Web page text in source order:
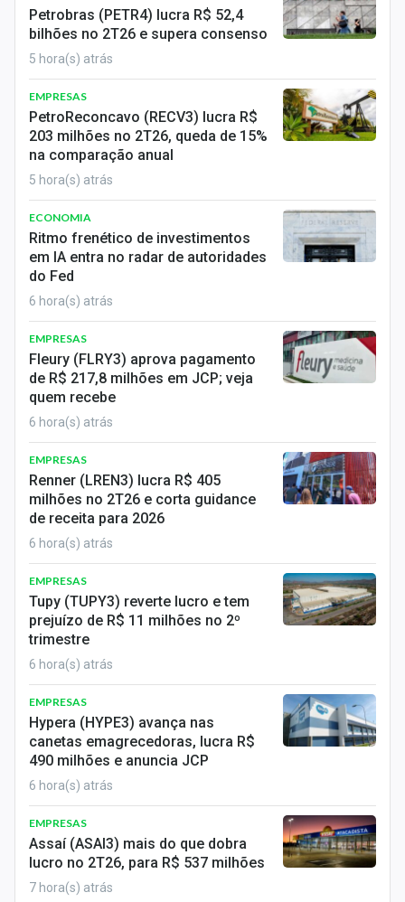
Economia
Brasil
Política
Colunas
Especiais
Internacional
Marketing
Tecnologia
Conteúdo de Marca
Sobre
Expediente
Contato
Petrobras (PETR4) lucra R$ 52,4
bilhões no 2T26 e supera consenso
5 hora(s) atrás
EMPRESAS
PetroReconcavo (RECV3) lucra R$
203 milhões no 2T26, queda de 15%
na comparação anual
5 hora(s) atrás
ECONOMIA
Ritmo frenético de investimentos
em IA entra no radar de autoridades
do Fed
6 hora(s) atrás
EMPRESAS
Fleury (FLRY3) aprova pagamento
de R$ 217,8 milhões em JCP; veja
quem recebe
6 hora(s) atrás
EMPRESAS
Renner (LREN3) lucra R$ 405
milhões no 2T26 e corta guidance
de receita para 2026
6 hora(s) atrás
EMPRESAS
Tupy (TUPY3) reverte lucro e tem
prejuízo de R$ 11 milhões no 2º
trimestre
6 hora(s) atrás
EMPRESAS
Hypera (HYPE3) avança nas
canetas emagrecedoras, lucra R$
490 milhões e anuncia JCP
6 hora(s) atrás
EMPRESAS
Assaí (ASAI3) mais do que dobra
lucro no 2T26, para R$ 537 milhões
7 hora(s) atrás